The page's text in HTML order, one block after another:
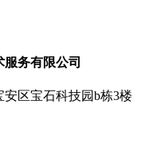
务有限公司
区宝石科技园b栋3楼